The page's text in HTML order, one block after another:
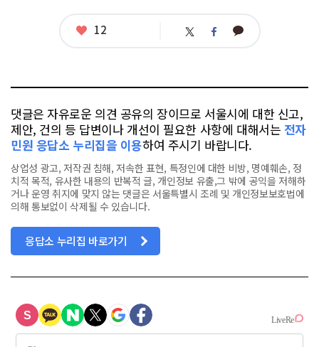
좋
12 트 페 카
댓글은 자유로운 의견 공유의 장이므로 서울시에 대한 신고,
제안, 건의 등 답변이나 개선이 필요한 사항에 대해서는 전자
민원 응답소 누리집을 이용하여 주시기 바랍니다.
상업성 광고, 저작권 침해, 저속한 표현, 특정인에 대한 비방, 명예훼손, 정
치적 목적, 유사한 내용의 반복적 글, 개인정보 유출,그 밖에 공익을 저해하
거나 운영 취지에 맞지 않는 댓글은 서울특별시 조례 및 개인정보보호법에
의해 통보없이 삭제될 수 있습니다.
응답소 누리집 바로가기